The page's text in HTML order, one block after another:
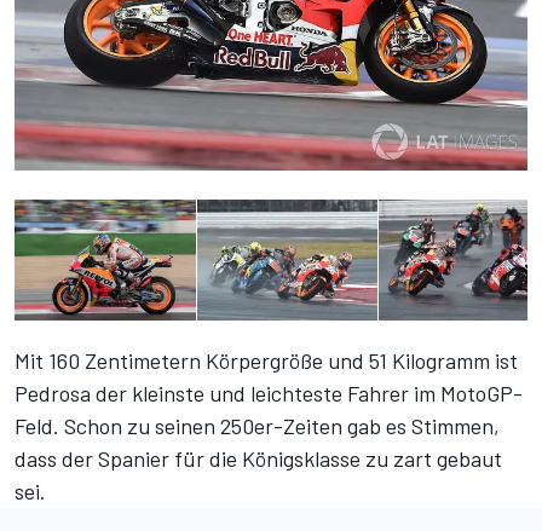
Mit 160 Zentimetern Körpergröße und 51 Kilogramm ist
Pedrosa der kleinste und leichteste Fahrer im MotoGP-
Feld. Schon zu seinen 250er-Zeiten gab es Stimmen,
dass der Spanier für die Königsklasse zu zart gebaut
sei.